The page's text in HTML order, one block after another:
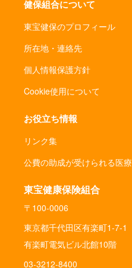
健保組合について
東宝健保のプロフィール
所在地・連絡先
個人情報保護方針
Cookie使用について
お役立ち情報
リンク集
公費の助成が受けられる医療
東宝健康保険組合
〒100-0006
東京都千代田区有楽町1-7-1
有楽町電気ビル北館10階
03-3212-8400